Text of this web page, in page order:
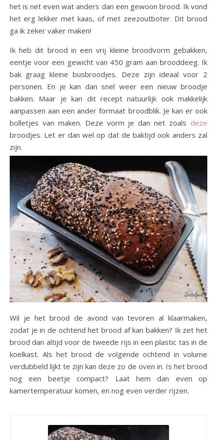
het is net even wat anders dan een gewoon brood. Ik vond
het erg lekker met kaas, of met zeezoutboter. Dit brood
ga ik zeker vaker maken!
Ik heb dit brood in een vrij kleine broodvorm gebakken,
eentje voor een gewicht van 450 gram aan brooddeeg. Ik
bak graag kleine busbroodjes. Deze zijn ideaal voor 2
personen. En je kan dan snel weer een nieuw broodje
bakken. Maar je kan dit recept natuurlijk ook makkelijk
aanpassen aan een ander formaat broodblik. Je kan er ook
bolletjes van maken. Deze vorm je dan net zoals deze
broodjes. Let er dan wel op dat de baktijd ook anders zal
zijn.
Wil je het brood de avond van tevoren al klaarmaken,
zodat je in de ochtend het brood af kan bakken? Ik zet het
brood dan altijd voor de tweede rijs in een plastic tas in de
koelkast. Als het brood de volgende ochtend in volume
verdubbeld lijkt te zijn kan deze zo de oven in. Is het brood
nog een beetje compact? Laat hem dan even op
kamertemperatuur komen, en nog even verder rijzen.